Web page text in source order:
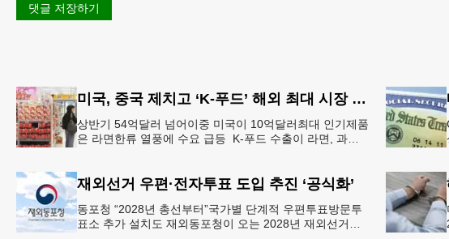
댓글 저장하기
미국, 중국 제치고 ‘K-푸드’ 해외 최대 시장 부상
상반기 54억달러 넘어이중 미국이 10억달러최대 인기제품
은 라면한류 열풍에 수요 급등 K-푸드 수출이 라면, 과자,
재외선거 우편·전자투표 도입 추진 ‘공식화’
동포청 “2028년 총선부터”국가별 단계적 우편투표방문투
표소 추가 설치도 재외동포청이 오는 2028년 재외선거부